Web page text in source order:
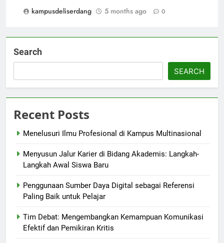
kampusdeliserdang
5 months ago 0
Search
SEARCH
Recent Posts
Menelusuri Ilmu Profesional di Kampus Multinasional
Menyusun Jalur Karier di Bidang Akademis: Langkah-
Langkah Awal Siswa Baru
Penggunaan Sumber Daya Digital sebagai Referensi
Paling Baik untuk Pelajar
Tim Debat: Mengembangkan Kemampuan Komunikasi
Efektif dan Pemikiran Kritis